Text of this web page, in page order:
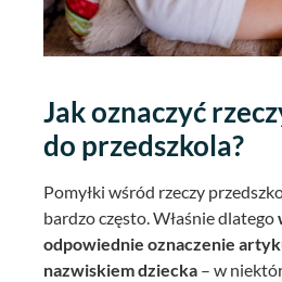
Jak oznaczyć
do przedszkola?
Pomyłki wśród rzeczy
bardzo często. Właśnie dlatego
odpowiednie oznaczenie
nazwiskiem dziecka – w